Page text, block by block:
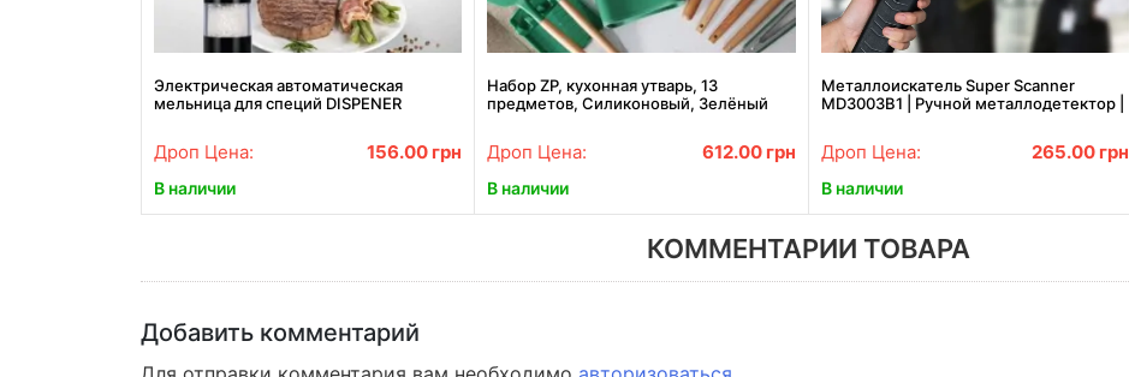
Электрическая автоматическая
мельница для специй DISPENER
Дроп Цена: 156.00 грн
В наличии
Набор ZP, кухонная утварь, 13
предметов, Силиконовый, Зелёный
Дроп Цена: 612.00 грн
В наличии
Металлоискатель Super Scanner
MD3003B1 | Ручной металлодетектор |
Дроп Цена: 265.00 грн
В наличии
КОММЕНТАРИИ ТОВАРА
Добавить комментарий